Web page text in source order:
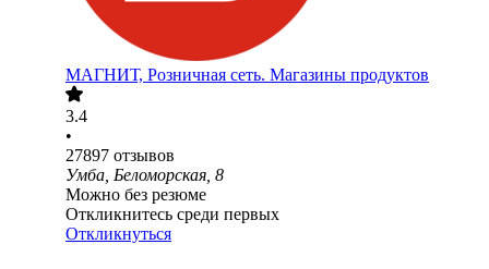
МАГНИТ, Розничная сеть. Магазины продуктов
3.4
•
27897 отзывов
Умба, Беломорская, 8
Можно без резюме
Откликнитесь среди первых
Откликнуться